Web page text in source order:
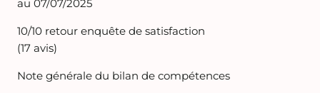
au 07/07/2025
10/10 retour enquête de satisfaction
(17 avis)
Note générale du bilan de compétences